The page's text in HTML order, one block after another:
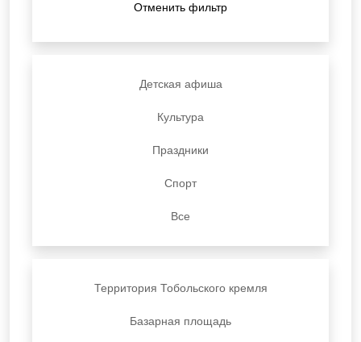
Отменить фильтр
Детская афиша
Культура
Праздники
Спорт
Все
Территория Тобольского кремля
Базарная площадь